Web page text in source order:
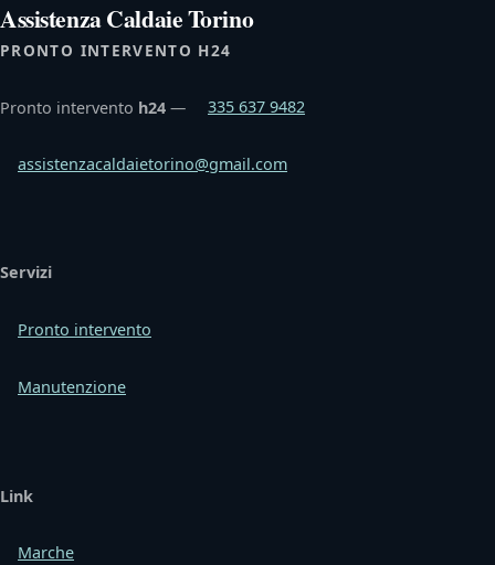
Assistenza Caldaie Torino
PRONTO INTERVENTO H24
Pronto intervento h24 — 335 637 9482
assistenzacaldaietorino@gmail.com
Servizi
Pronto intervento
Manutenzione
Link
Marche